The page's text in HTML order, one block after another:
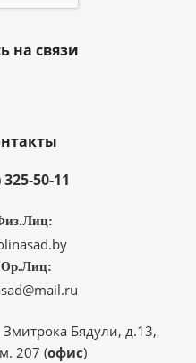
на связи
50-11
Бядули, д.13,
207 (офис)